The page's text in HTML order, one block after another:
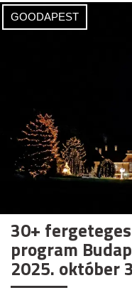
GOODAPEST
30+
program
2025. október